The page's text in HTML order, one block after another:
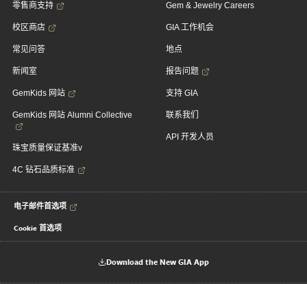
零售商支持
校区商店
常见问答
新闻室
GemKids 网站
GemKids 网站 Alumni Collective
珠宝质量保证基准v
4C 钻石品质标准
Gem & Jewelry Careers
GIA 工作机会
地点
报告问题
支持 GIA
联系我们
API 开发人员
电子邮件首选项
Cookie 首选项
Download the New GIA App